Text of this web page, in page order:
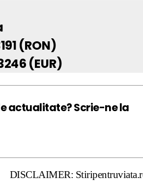
(RON)
(EUR)
actualitate? Scrie-ne la
Stiripentruviata.ro